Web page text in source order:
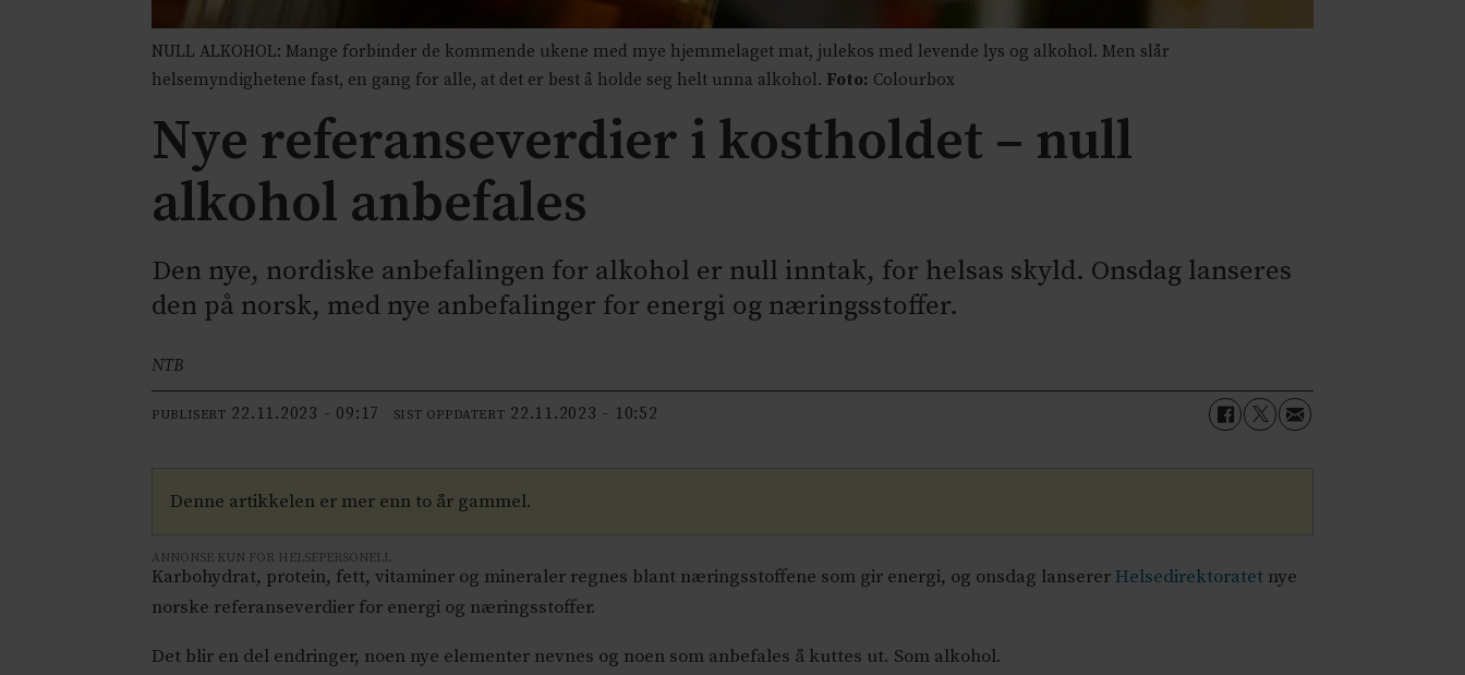
NULL ALKOHOL: Mange forbinder de kommende ukene med mye hjemmelaget mat, julekos med levende lys og alkohol. Men slår
helsemyndighetene fast, en gang for alle, at det er best å holde seg helt unna alkohol. Foto: Colourbox
Nye referanseverdier i kostholdet – null
alkohol anbefales
Den nye, nordiske anbefalingen for alkohol er null inntak, for helsas skyld. Onsdag lanseres
den på norsk, med nye anbefalinger for energi og næringsstoffer.
NTB
PUBLISERT 22.11.2023 - 09:17 SIST OPPDATERT 22.11.2023 - 10:52
Denne artikkelen er mer enn to år gammel.
ANNONSE KUN FOR HELSEPERSONELL
Karbohydrat, protein, fett, vitaminer og mineraler regnes blant næringsstoffene som gir energi, og onsdag lansererHelsedirektoratet nye
norske referanseverdier for energi og næringsstoffer.
Det blir en del endringer, noen nye elementer nevnes og noen som anbefales å kuttes ut. Som alkohol.